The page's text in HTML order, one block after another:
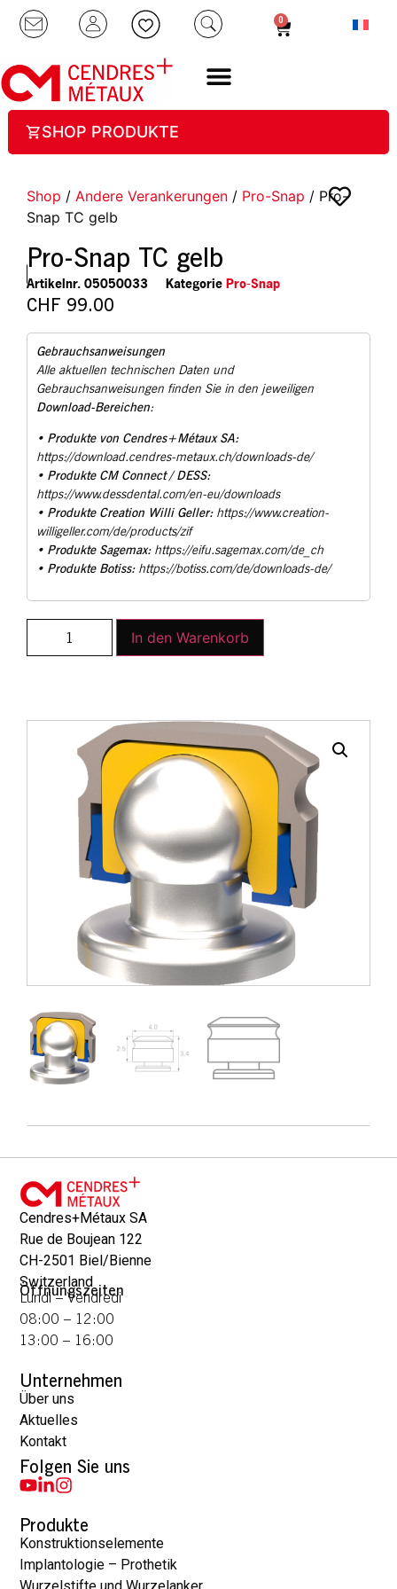
0
SHOP PRODUKTE
Shop / Andere Verankerungen / Pro-Snap / Pro-
Snap TC gelb
Pro-Snap TC gelb
Artikelnr. 05050033 Kategorie Pro-Snap
CHF 99.00
Gebrauchsanweisungen
Alle aktuellen technischen Daten und
Gebrauchsanweisungen finden Sie in den jeweiligen
Download-Bereichen:
• Produkte von Cendres+Métaux SA:
https://download.cendres-metaux.ch/downloads-de/
• Produkte CM Connect / DESS:
https://www.dessdental.com/en-eu/downloads
• Produkte Creation Willi Geller: https://www.creation-
willigeller.com/de/products/zif
• Produkte Sagemax: https://eifu.sagemax.com/de_ch
• Produkte Botiss: https://botiss.com/de/downloads-de/
In den Warenkorb
Cendres+Métaux SA
Rue de Boujean 122
CH-2501 Biel/Bienne
Switzerland
Öffnungszeiten
Lundi – Vendredi
08:00 – 12:00
13:00 – 16:00
Unternehmen
Über uns
Aktuelles
Kontakt
Folgen Sie uns
Produkte
Konstruktionselemente
Implantologie – Prothetik